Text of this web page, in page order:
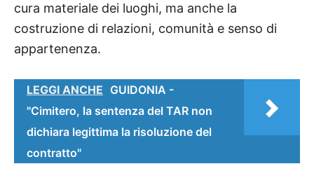
cura materiale dei luoghi, ma anche la
costruzione di relazioni, comunità e senso di
appartenenza.
LEGGI ANCHE GUIDONIA -
"Cimitero, la sentenza del TAR non
dichiara legittima la risoluzione del
contratto"